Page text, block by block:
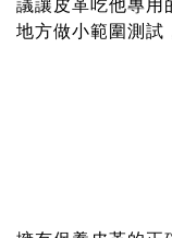
議讓皮革吃他專用
地方做小範圍測試